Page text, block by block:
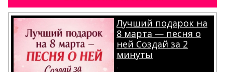
Лучший подарок на
8 марта — песня о
ней Создай за 2
минуты
.